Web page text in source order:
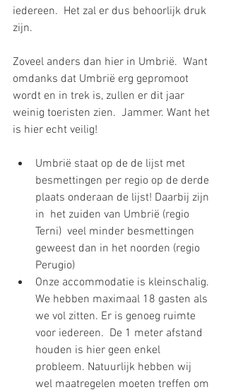
iedereen.  Het zal er dus behoorlijk druk
zijn.
Zoveel anders dan hier in Umbrië.  Want
omdanks dat Umbrië erg gepromoot
wordt en in trek is, zullen er dit jaar
weinig toeristen zien.  Jammer. Want het
is hier echt veilig!
Umbrië staat op de de lijst met
besmettingen per regio op de derde
plaats onderaan de lijst! Daarbij zijn
in  het zuiden van Umbrië (regio
Terni)  veel minder besmettingen
geweest dan in het noorden (regio
Perugio)
Onze accommodatie is kleinschalig.
We hebben maximaal 18 gasten als
we vol zitten. Er is genoeg ruimte
voor iedereen.  De 1 meter afstand
houden is hier geen enkel
probleem. Natuurlijk hebben wij
wel maatregelen moeten treffen om